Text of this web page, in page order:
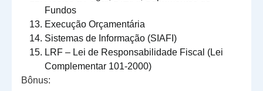
Fundos
Execução Orçamentária
Sistemas de Informação (SIAFI)
LRF – Lei de Responsabilidade Fiscal (Lei
Complementar 101-2000)
Bônus: